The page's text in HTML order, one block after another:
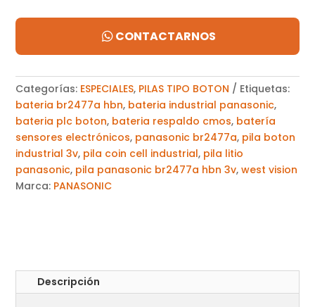
CONTACTARNOS
Categorías: ESPECIALES, PILAS TIPO BOTON
Etiquetas:
bateria br2477a hbn, bateria industrial panasonic,
bateria plc boton, bateria respaldo cmos, batería
sensores electrónicos, panasonic br2477a, pila boton
industrial 3v, pila coin cell industrial, pila litio
panasonic, pila panasonic br2477a hbn 3v,west vision
Marca: PANASONIC
Descripción